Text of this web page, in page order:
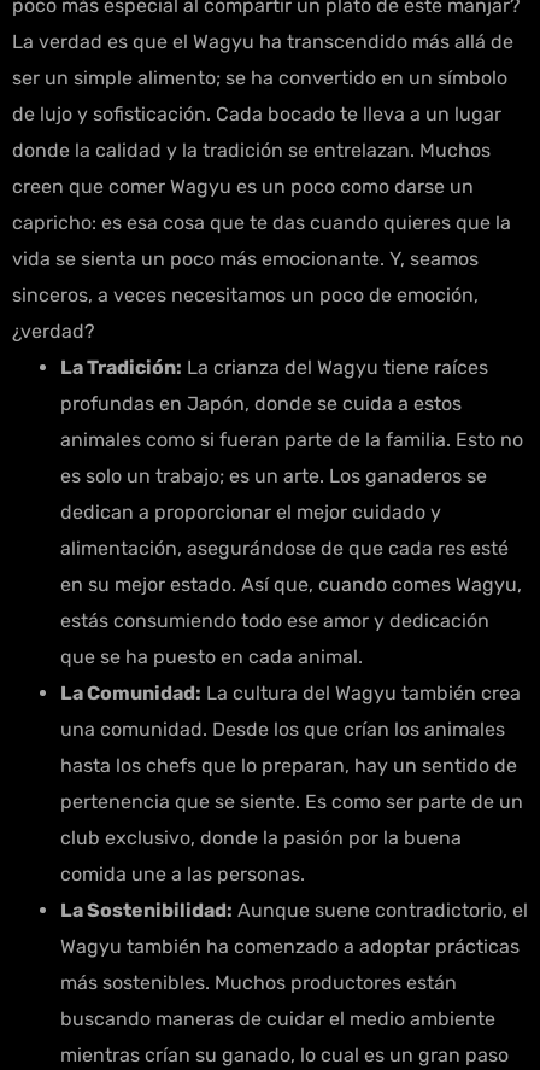
poco más especial al compartir un plato de este manjar?
La verdad es que el Wagyu ha transcendido más allá de
ser un simple alimento; se ha convertido en un símbolo
de lujo y sofisticación. Cada bocado te lleva a un lugar
donde la calidad y la tradición se entrelazan. Muchos
creen que comer Wagyu es un poco como darse un
capricho: es esa cosa que te das cuando quieres que la
vida se sienta un poco más emocionante. Y, seamos
sinceros, a veces necesitamos un poco de emoción,
¿verdad?
La Tradición: La crianza del Wagyu tiene raíces
profundas en Japón, donde se cuida a estos
animales como si fueran parte de la familia. Esto no
es solo un trabajo; es un arte. Los ganaderos se
dedican a proporcionar el mejor cuidado y
alimentación, asegurándose de que cada res esté
en su mejor estado. Así que, cuando comes Wagyu,
estás consumiendo todo ese amor y dedicación
que se ha puesto en cada animal.
La Comunidad: La cultura del Wagyu también crea
una comunidad. Desde los que crían los animales
hasta los chefs que lo preparan, hay un sentido de
pertenencia que se siente. Es como ser parte de un
club exclusivo, donde la pasión por la buena
comida une a las personas.
La Sostenibilidad: Aunque suene contradictorio, el
Wagyu también ha comenzado a adoptar prácticas
más sostenibles. Muchos productores están
buscando maneras de cuidar el medio ambiente
mientras crían su ganado, lo cual es un gran paso